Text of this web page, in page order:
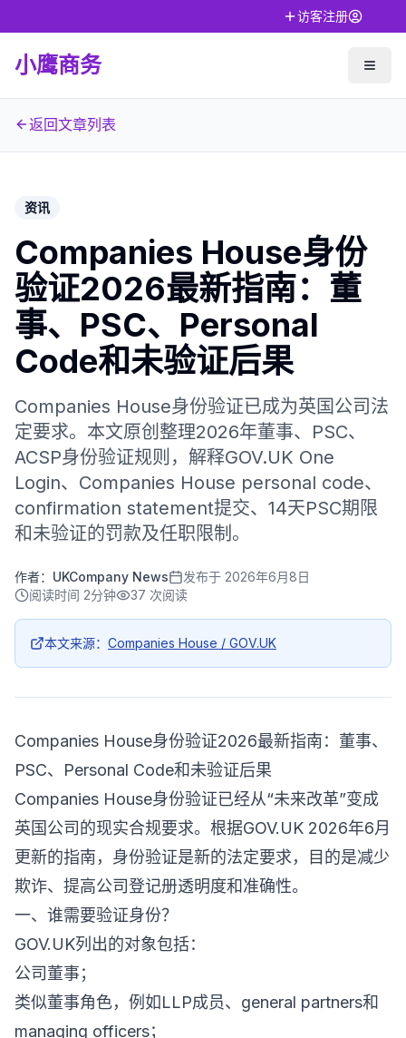
访客注册
小鹰商务
返回文章列表
资讯
Companies House身份
验证2026最新指南：董
事、PSC、Personal
Code和未验证后果
Companies House身份验证已成为英国公司法
定要求。本文原创整理2026年董事、PSC、
ACSP身份验证规则，解释GOV.UK One
Login、Companies House personal code、
confirmation statement提交、14天PSC期限
和未验证的罚款及任职限制。
作者： UKCompany News 发布于 2026年6月8日
阅读时间 2分钟 37 次阅读
本文来源： Companies House / GOV.UK
Companies House身份验证2026最新指南：董事、
PSC、Personal Code和未验证后果
Companies House身份验证已经从“未来改革”变成
英国公司的现实合规要求。根据GOV.UK 2026年6月
更新的指南，身份验证是新的法定要求，目的是减少
欺诈、提高公司登记册透明度和准确性。
一、谁需要验证身份？
GOV.UK列出的对象包括：
公司董事；
类似董事角色，例如LLP成员、general partners和
managing officers；